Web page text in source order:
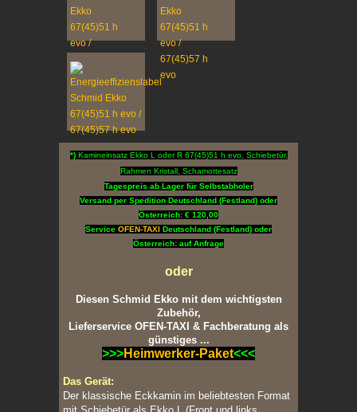
*) Kamineinsatz Ekko L oder R 67(45)51 h evo, Schiebetür,
Rahmen Kristall, Schamottesatz
Tagespreis ab Lager für Selbstabholer
Versand per Spedition Deutschland (Festland) oder
Österreich: € 120,00
Service OFEN-TAXI Deutschland (Festland) oder
Österreich: auf Anfrage
oder
Diesen Schmid Ekko mit dem wichtigsten
Zubehör,
Lieferservice OFEN-TAXI & Fachberatung als
günstiges ...
>>>Heimwerker-Paket<<<
Das Gerät:
Der klassische Eckkamin im beliebtesten Format